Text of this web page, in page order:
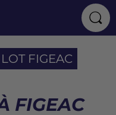
FIGEAC
FIGEAC